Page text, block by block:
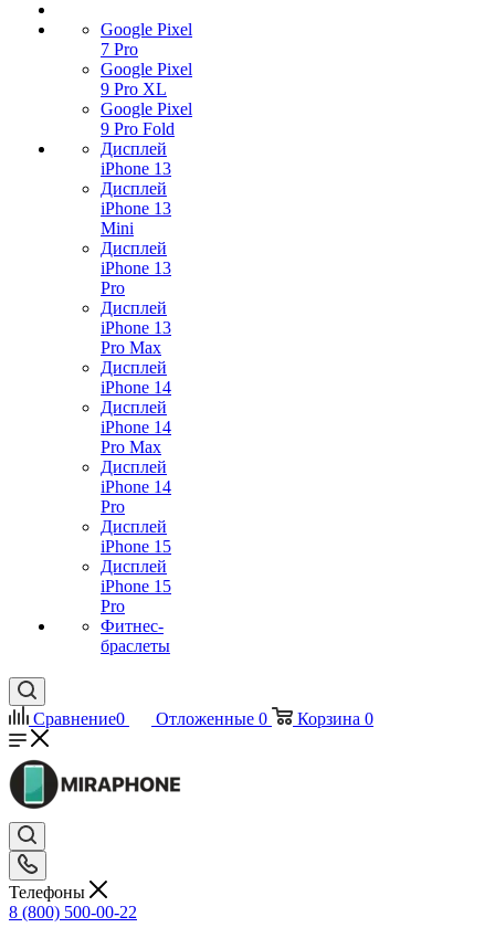
Google Pixel
7 Pro
Google Pixel
9 Pro XL
Google Pixel
9 Pro Fold
Дисплей
iPhone 13
Дисплей
iPhone 13
Mini
Дисплей
iPhone 13
Pro
Дисплей
iPhone 13
Pro Max
Дисплей
iPhone 14
Дисплей
iPhone 14
Pro Max
Дисплей
iPhone 14
Pro
Дисплей
iPhone 15
Дисплей
iPhone 15
Pro
Фитнес-
браслеты
Сравнение0 Отложенные 0 Корзина 0
Телефоны
8 (800) 500-00-22